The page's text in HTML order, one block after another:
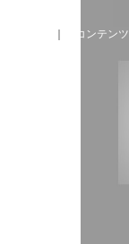
コンテンツ